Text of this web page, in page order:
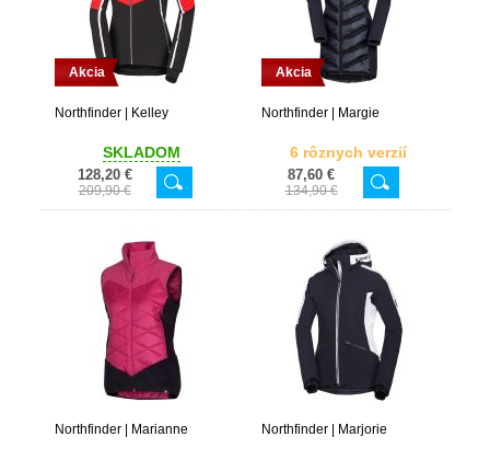
Akcia
Northfinder | Kelley
SKLADOM
128,20 €
209,90 €
Akcia
Northfinder | Margie
6 rôznych verzií
87,60 €
134,90 €
Northfinder | Marianne Northfinder | Marjorie